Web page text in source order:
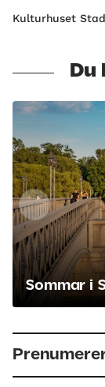
Kulturhuset
Sommar i
‹